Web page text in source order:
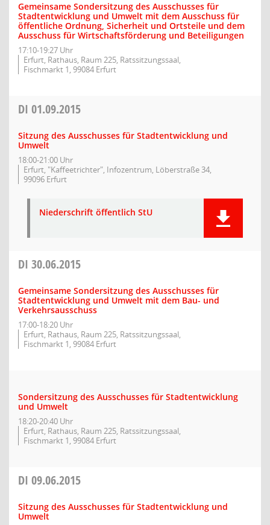
Gemeinsame Sondersitzung des Ausschusses für
Stadtentwicklung und Umwelt mit dem Ausschuss für
öffentliche Ordnung, Sicherheit und Ortsteile und dem
Ausschuss für Wirtschaftsförderung und Beteiligungen
17:10-19:27 Uhr
Erfurt, Rathaus, Raum 225, Ratssitzungssaal,
Fischmarkt 1, 99084 Erfurt
DI 01.09.2015
Sitzung des Ausschusses für Stadtentwicklung und
Umwelt
18:00-21:00 Uhr
Erfurt, "Kaffeetrichter", Infozentrum, Löberstraße 34,
99096 Erfurt
Niederschrift öffentlich StU
DI 30.06.2015
Gemeinsame Sondersitzung des Ausschusses für
Stadtentwicklung und Umwelt mit dem Bau- und
Verkehrsausschuss
17:00-18:20 Uhr
Erfurt, Rathaus, Raum 225, Ratssitzungssaal,
Fischmarkt 1, 99084 Erfurt
Sondersitzung des Ausschusses für Stadtentwicklung
und Umwelt
18:20-20:40 Uhr
Erfurt, Rathaus, Raum 225, Ratssitzungssaal,
Fischmarkt 1, 99084 Erfurt
DI 09.06.2015
Sitzung des Ausschusses für Stadtentwicklung und
Umwelt